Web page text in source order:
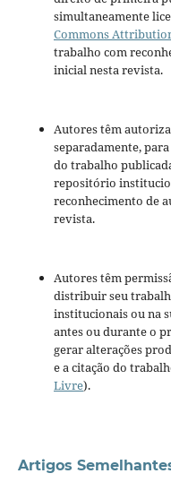
simultaneamente
Commons
trabalho com
inicial nesta revista.
Autores têm
separadamente,
do trabalho
repositório
reconhecimento de
revista.
Autores têm
distribuir seu
institucionais ou na
antes ou durante o
gerar alterações
e a citação do
Livre).
Artigos